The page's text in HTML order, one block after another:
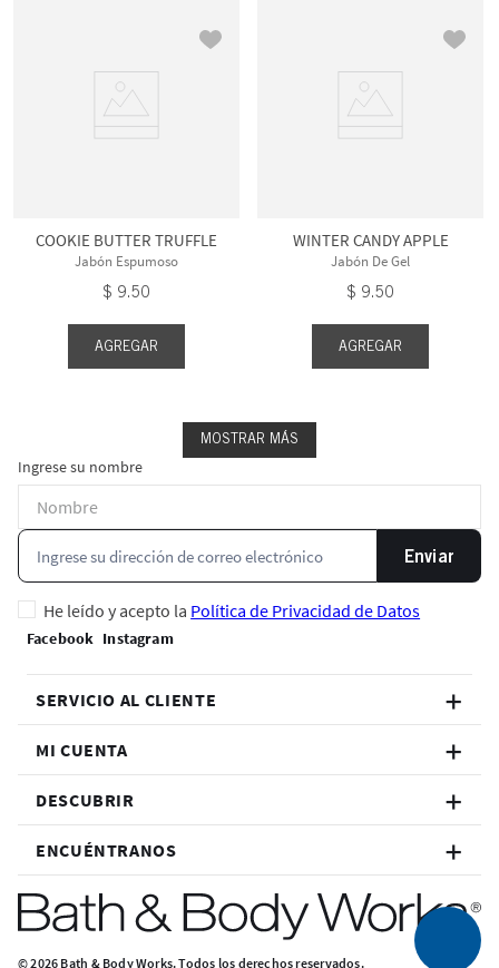
COOKIE BUTTER TRUFFLE
Jabón Espumoso
$ 9.50
AGREGAR
WINTER CANDY APPLE
Jabón De Gel
$ 9.50
AGREGAR
MOSTRAR MÁS
Ingrese su nombre
Enviar
He leído y acepto la Política de Privacidad de Datos
SERVICIO AL CLIENTE
MI CUENTA
DESCUBRIR
ENCUÉNTRANOS
© 2026 Bath & Body Works. Todos los derechos reservados.